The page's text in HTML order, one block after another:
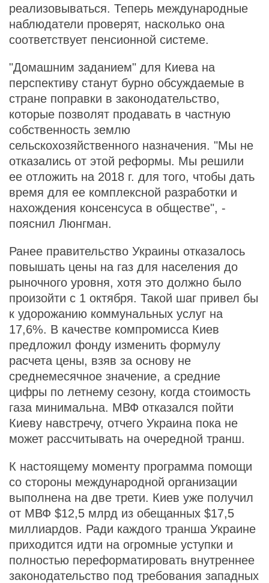
реализовываться. Теперь международные
наблюдатели проверят, насколько она
соответствует пенсионной системе.
"Домашним заданием" для Киева на
перспективу станут бурно обсуждаемые в
стране поправки в законодательство,
которые позволят продавать в частную
собственность землю
сельскохозяйственного назначения. "Мы не
отказались от этой реформы. Мы решили
ее отложить на 2018 г. для того, чтобы дать
время для ее комплексной разработки и
нахождения консенсуса в обществе", -
пояснил Люнгман.
Ранее правительство Украины отказалось
повышать цены на газ для населения до
рыночного уровня, хотя это должно было
произойти с 1 октября. Такой шаг привел бы
к удорожанию коммунальных услуг на
17,6%. В качестве компромисса Киев
предложил фонду изменить формулу
расчета цены, взяв за основу не
среднемесячное значение, а средние
цифры по летнему сезону, когда стоимость
газа минимальна. МВФ отказался пойти
Киеву навстречу, отчего Украина пока не
может рассчитывать на очередной транш.
К настоящему моменту программа помощи
со стороны международной организации
выполнена на две трети. Киев уже получил
от МВФ $12,5 млрд из обещанных $17,5
миллиардов. Ради каждого транша Украине
приходится идти на огромные уступки и
полностью переформатировать внутреннее
законодательство под требования западных